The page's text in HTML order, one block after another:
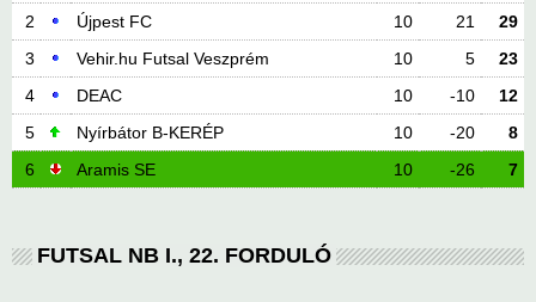
2
Újpest FC 10 21
29
3
Vehir.hu Futsal Veszprém 10 5
23
4
DEAC 10 -10
12
5
Nyírbátor B-KERÉP 10 -20
8
6
Aramis SE 10 -26 7
FUTSAL NB I., 22. FORDULÓ